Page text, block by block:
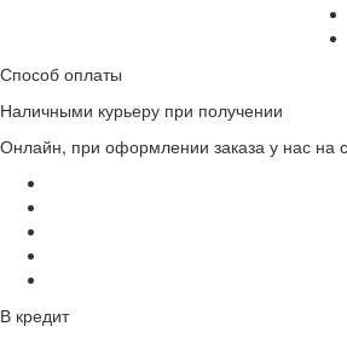
Способ оплаты
Наличными курьеру при получении
Онлайн, при оформлении заказа у нас на
В кредит